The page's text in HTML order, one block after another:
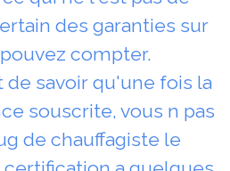
des garanties sur
compter.
savoir qu'une fois la
souscrite, vous n pas
de chauffagiste le